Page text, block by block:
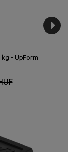
kg - UpForm